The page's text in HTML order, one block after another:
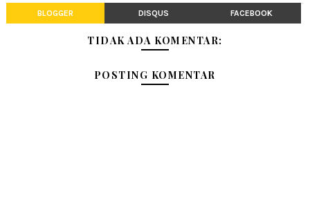
BLOGGER DISQUS FACEBOOK
TIDAK ADA KOMENTAR:
POSTING KOMENTAR